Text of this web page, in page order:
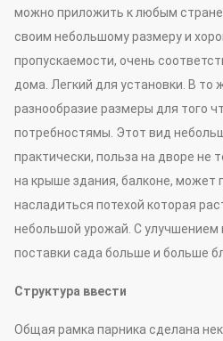
можно приложить к любым
своим небольшому размеру и
пропускаемости, очень
дома. Легкий для установки. В
разнообразие размеры для того
потребностямы. Этот вид
практически, польза на дворе не
на крыше здания, балконе, может
насладиться потехой которая
небольшой урожай. С улучшением
поставки сада больше и больше
Структура ввести
Общая рамка парника сделана